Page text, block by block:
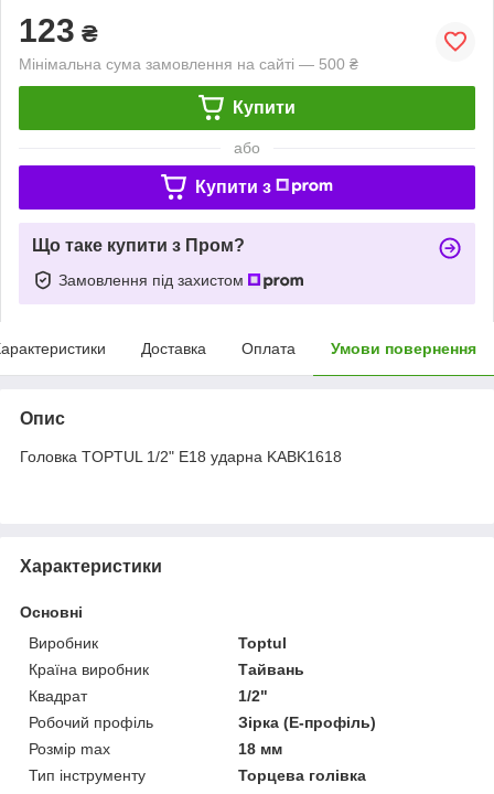
123 ₴
Мінімальна сума замовлення на сайті — 500 ₴
Купити
або
Купити з
Що таке купити з Пром?
Замовлення під захистом
Доставка Оплата Умови повернення
Опис
Головка TOPTUL 1/2" E18 ударна KABK1618
Характеристики
Основні
Виробник
Toptul
Країна виробник
Тайвань
Квадрат
1/2"
Робочий профіль
Зірка (Е-профіль)
Розмір max
18 мм
Тип інструменту
Торцева голівка